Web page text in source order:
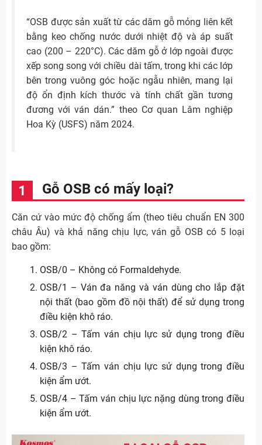
“OSB được sản xuất từ các dăm gỗ mỏng liên kết
bằng keo chống nước dưới nhiệt độ và áp suất
cao (200 – 220°C). Các dăm gỗ ở lớp ngoài được
xếp song song với chiều dài tấm, trong khi các lớp
bên trong vuông góc hoặc ngẫu nhiên, mang lại
độ ổn định kích thước và tính chất gần tương
đương với ván dán.” theo Cơ quan Lâm nghiệp
Hoa Kỳ (USFS) năm 2024.
Gỗ OSB có mấy loại?
Căn cứ vào mức độ chống ẩm (theo tiêu chuẩn EN 300
châu Âu) và khả năng chịu lực, ván gỗ OSB có 5 loại
bao gồm:
OSB/0 – Không có Formaldehyde.
OSB/1 – Ván đa năng và ván dùng cho lắp đặt
nội thất (bao gồm đồ nội thất) để sử dụng trong
điều kiện khô ráo.
OSB/2 – Tấm ván chịu lực sử dụng trong điều
kiện khô ráo.
OSB/3 – Tấm ván chịu lực sử dụng trong điều
kiện ẩm ướt.
OSB/4 – Tấm ván chịu lực nặng dùng trong điều
kiện ẩm ướt.